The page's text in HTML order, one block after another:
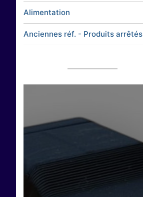
Alimentation
Anciennes réf. - Produits arrêtés